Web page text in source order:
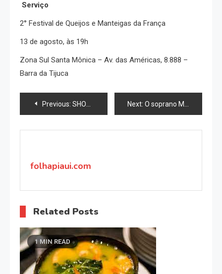
Serviço
2° Festival de Queijos e Manteigas da França
13 de agosto, às 19h
Zona Sul Santa Mônica – Av. das Américas, 8.888 –
Barra da Tijuca
Navegação
de
Previous: SHOW NOS CHAMAM ÉBANO NO TEATRO MUNICIPAL DE NITERÓI Next: O soprano Maria Pia Piscitelli dará voz às rainhas da dinastia Tudor
folhapiaui.com
Related Posts
1 MIN READ